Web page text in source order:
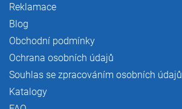
Reklamace
Blog
Obchodní podmínky
Ochrana osobních údajů
Souhlas se zpracováním osobních údajů
Katalogy